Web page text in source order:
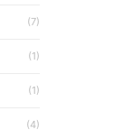
(7)
(1)
(1)
(4)